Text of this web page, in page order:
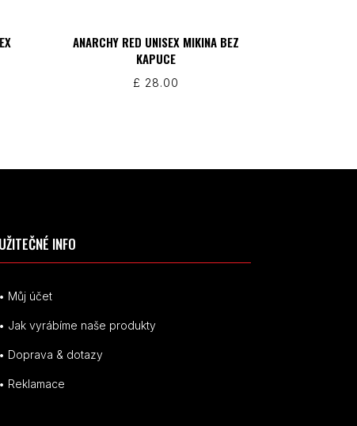
ANARCHY RED UNISEX MIKINA BEZ
KAPUCE
£ 28.00
UŽITEČNÉ INFO
• Můj účet
• Jak vyrábíme naše produkty
• Doprava & dotazy
• Reklamace